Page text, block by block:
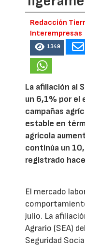
Redacción
Interempresas
1349
La afiliación al
un 6,1% por el
campañas
estable en
agrícola
continúa un
registrado
El mercado
julio. La
Agrario (SEA)
Seguridad